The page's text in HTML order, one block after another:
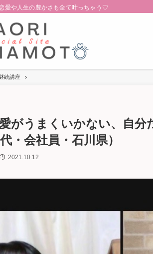
愛や人生の豊かさも全て叶っちゃう♡
続講座
がうまくいかない、自
・会社員・石川県）
2021.10.12